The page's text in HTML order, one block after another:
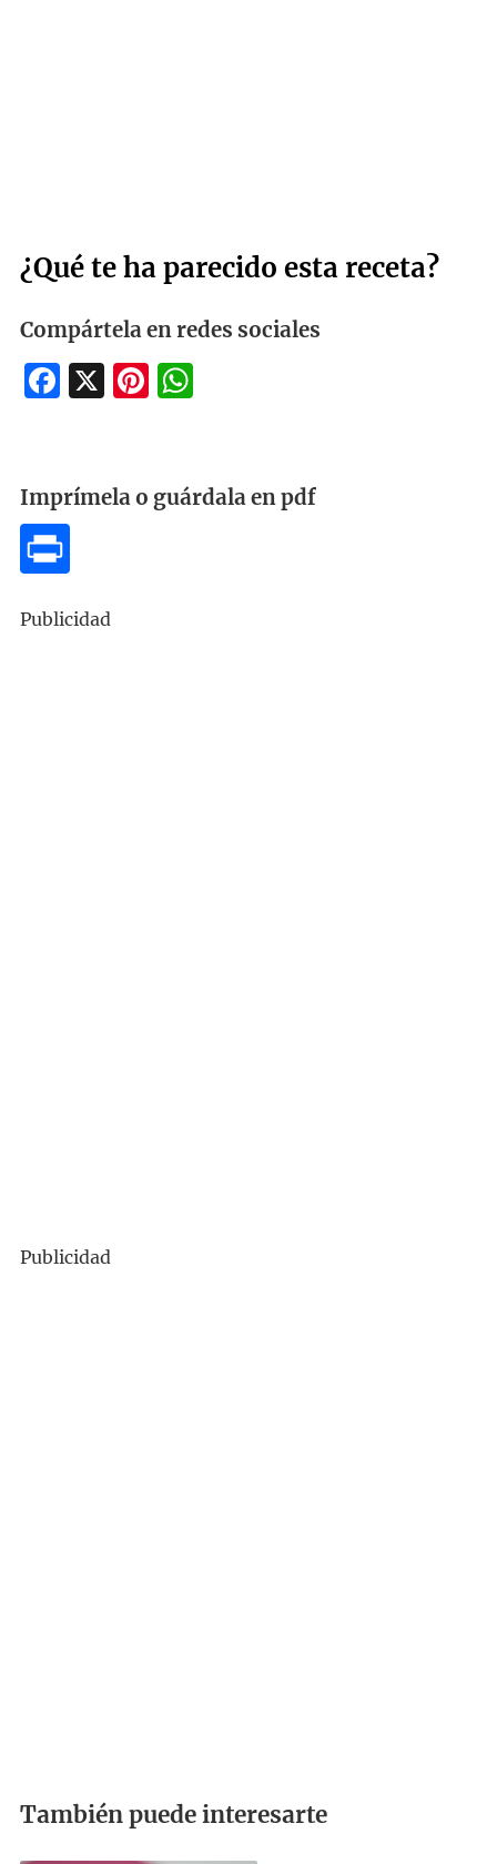
¿Qué te ha parecido esta receta?
Compártela en redes sociales
Facebook
X Pinterest
WhatsApp
Imprímela o guárdala en pdf
Publicidad
Publicidad
También puede interesarte